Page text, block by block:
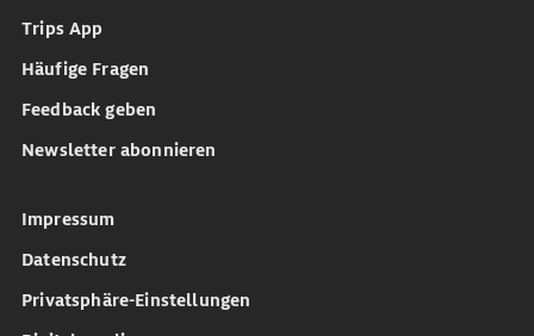
Trips App
Häufige Fragen
Feedback geben
Newsletter abonnieren
Impressum
Datenschutz
Privatsphäre-Einstellungen